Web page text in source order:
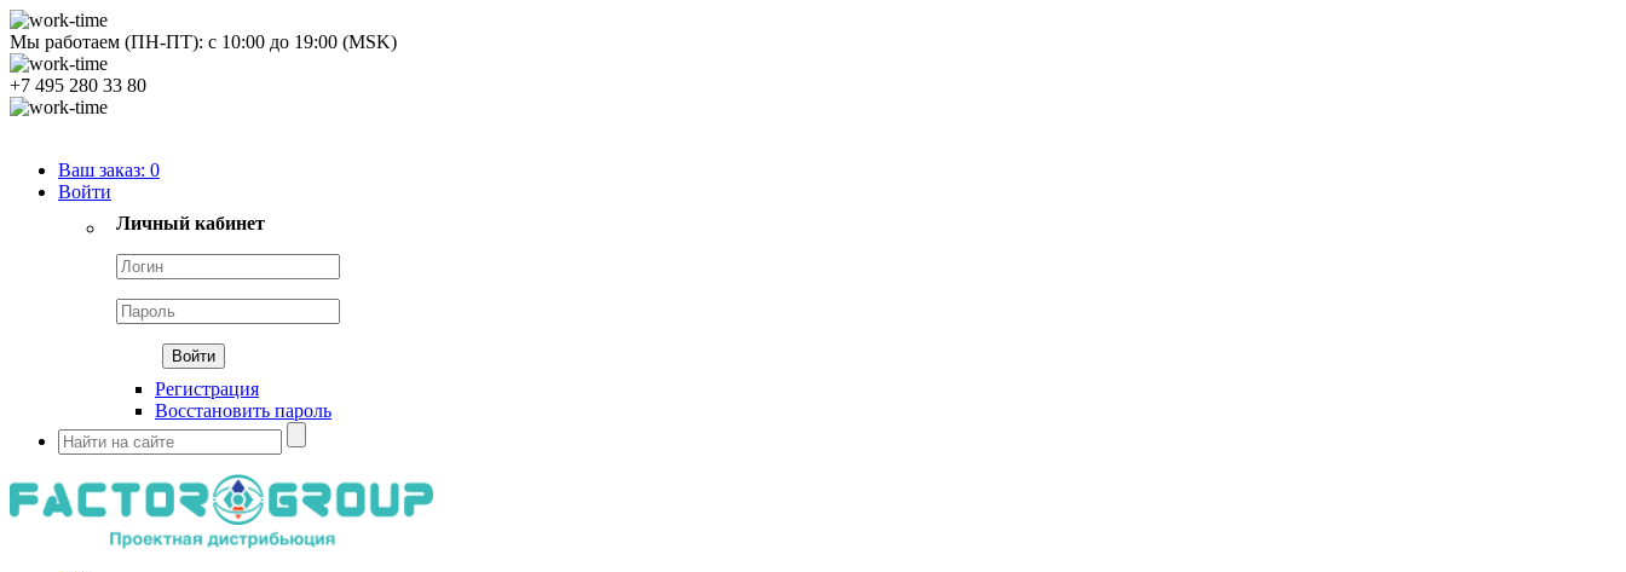
Мы работаем (ПН-ПТ): с 10:00 до 19:00 (MSK)
+7 495 280 33 80
Ваш заказ: 0
Войти
Личный кабинет
Регистрация
Восстановить пароль